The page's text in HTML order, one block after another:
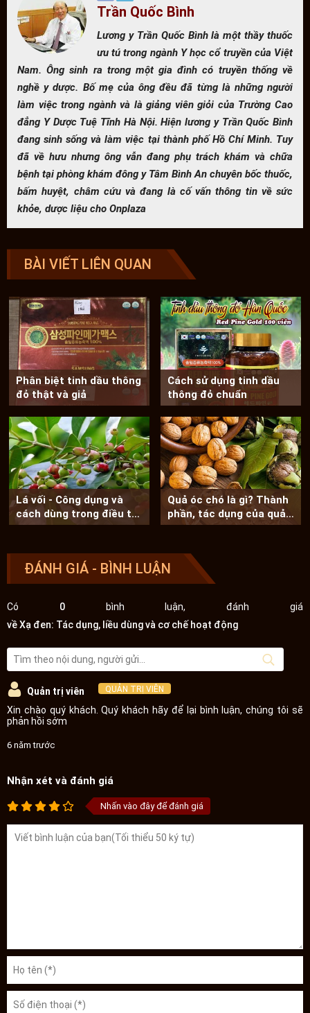
Trần Quốc Bình
Lương y Trần Quốc Bình là một thầy thuốc
ưu tú trong ngành Y học cổ truyền của Việt
Nam. Ông sinh ra trong một gia đình có truyền thống về
nghề y dược. Bố mẹ của ông đều đã từng là những người
làm việc trong ngành và là giảng viên giỏi của Trường Cao
đẳng Y Dược Tuệ Tĩnh Hà Nội. Hiện lương y Trần Quốc Bình
đang sinh sống và làm việc tại thành phố Hồ Chí Minh. Tuy
đã về hưu nhưng ông vẫn đang phụ trách khám và chữa
bệnh tại phòng khám đông y Tâm Bình An chuyên bốc thuốc,
bấm huyệt, châm cứu và đang là cố vấn thông tin về sức
khỏe, dược liệu cho Onplaza
BÀI VIẾT LIÊN QUAN
Phân biệt tinh dầu thông
đỏ thật và giả
Cách sử dụng tinh dầu
thông đỏ chuẩn
Lá vối - Công dụng và
cách dùng trong điều trị
bệnh
Quả óc chó là gì? Thành
phần, tác dụng của quả
óc chó
ĐÁNH GIÁ - BÌNH LUẬN
Có 0bình luận, đánh giá
về Xạ đen: Tác dụng, liều dùng và cơ chế hoạt động
Quản trị viên QUẢN TRỊ VIÊN
Xin chào quý khách. Quý khách hãy để lại bình luận, chúng tôi sẽ
phản hồi sớm
6 năm trước
Nhận xét và đánh giá
Nhấn vào đây để đánh giá